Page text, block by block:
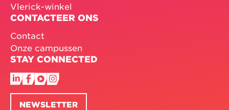
Vlerick-winkel
CONTACTEER ONS
Contact
Onze campussen
STAY CONNECTED
NEWSLETTER